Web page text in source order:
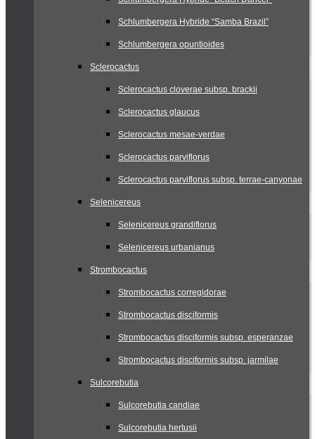
Schlumbergera Hybride “Samba Brazil”
Schlumbergera opuntioides
Sclerocactus
Sclerocactus cloverae subsp. brackii
Sclerocactus glaucus
Sclerocactus mesae-verdae
Sclerocactus parviflorus
Sclerocactus parviflorus subsp. terrae-canyonae
Selenicereus
Selenicereus grandiflorus
Selenicereus urbanianus
Strombocactus
Strombocactus corregidorae
Strombocactus disciformis
Strombocactus disciformis subsp. esperanzae
Strombocactus disciformis subsp. jarmilae
Sulcorebutia
Sulcorebutia candiae
Sulcorebutia hertusii